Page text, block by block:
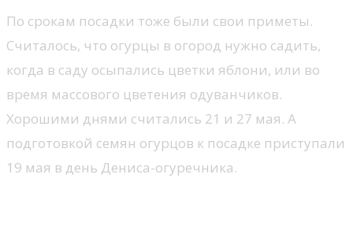
По срокам посадки тоже были свои приметы.
Считалось, что огурцы в огород нужно садить,
когда в саду осыпались цветки яблони, или во
время массового цветения одуванчиков.
Хорошими днями считались 21 и 27 мая. А
подготовкой семян огурцов к посадке приступали
19 мая в день Дениса-огуречника.